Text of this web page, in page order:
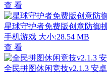
查 看
星球守护者免费版创意防御
手机游戏 大小:28.54 MB
查 看
全民拼图休闲竞技v2.1.3 安